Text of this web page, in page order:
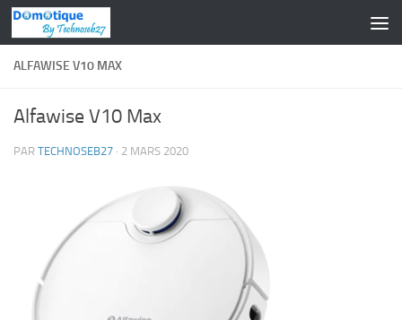
Skip to content
ALFAWISE V10 MAX
Alfawise V10 Max
PAR TECHNOSEB27 · 2 MARS 2020